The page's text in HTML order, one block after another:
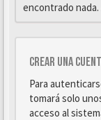
encontrado nada.
Crear una
Para
tomará solo
acceso al